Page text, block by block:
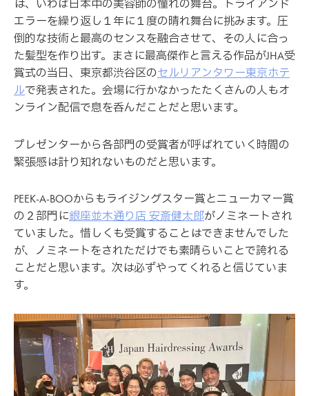
は、いわば日本中の美容師の憧れの舞台。トライアンド
エラーを繰り返し１年に１度の晴れ舞台に挑みます。圧
倒的な技術と最高のセンスを融合させて、その人に合っ
た髪型を作り出す。まさに最高傑作と言える作品がJHA受
賞式の当日、東京都渋谷区のセルリアンタワー東京ホテ
ルで発表された。会場に行かなかったたくさんの人もオ
ンライン配信で息を呑んだことだと思います。
プレゼンターから各部門の受賞者が呼ばれていく時間の
緊張感は計り知れないものだと思います。
PEEK-A-BOOからもライジングスター賞とニューカマー賞
の２部門に銀座並木通り店 安斎健太郎がノミネートされ
ていました。惜しくも受賞することはできませんでした
が、ノミネートをされただけでも素晴らいことで誇れる
ことだと思います。次は必ずやってくれると信じていま
す。